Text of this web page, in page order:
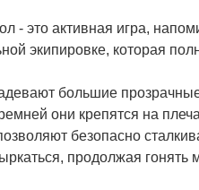
- это активная игра,
экипировке, которая
большие
они крепятся на
безопасно
продолжая гонять